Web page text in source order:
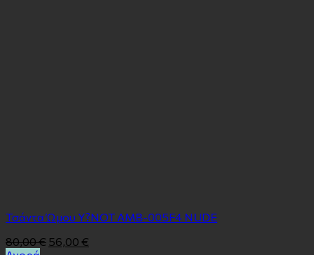
Τσάντα Ώμου Y?NOT AMB-005F4 NUDE
80,00€ 56,00 €